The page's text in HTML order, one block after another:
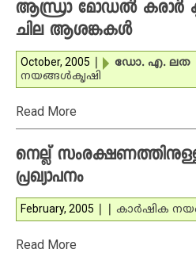
ആന്ധ്രാ മോഡല്‍ കരാര്‍
ചില ആശങ്കകള്‍
October, 2005 ഡോ. എ. ലത
നയങ്ങള്‍കൃഷി
Read More
നെല്ല്
പ്രഖ്യാപനം
February, 2005 കാര്‍ഷിക
Read More